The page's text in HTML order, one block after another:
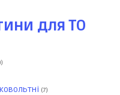
для ТО
(7)